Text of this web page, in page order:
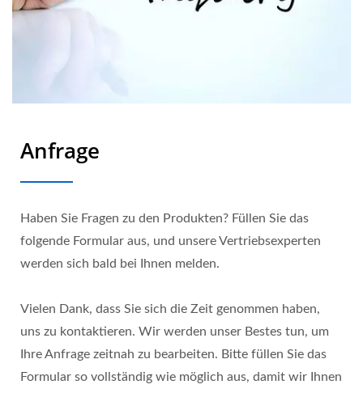
Anfrage
Haben Sie Fragen zu den Produkten? Füllen Sie das
folgende Formular aus, und unsere Vertriebsexperten
werden sich bald bei Ihnen melden.
Vielen Dank, dass Sie sich die Zeit genommen haben,
uns zu kontaktieren. Wir werden unser Bestes tun, um
Ihre Anfrage zeitnah zu bearbeiten. Bitte füllen Sie das
Formular so vollständig wie möglich aus, damit wir Ihnen